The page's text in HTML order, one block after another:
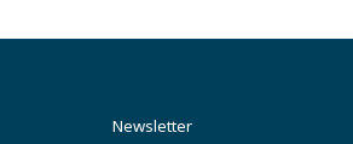
Newsletter